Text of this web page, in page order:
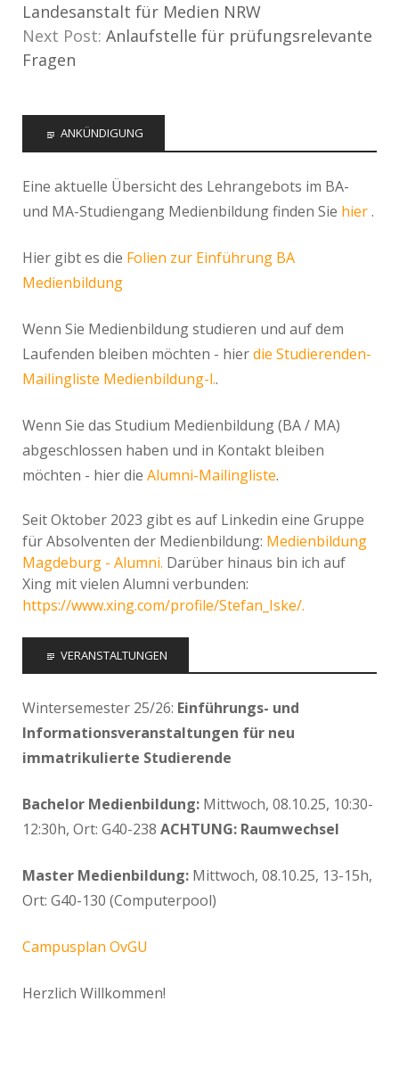
Landesanstalt für Medien NRW
Next Post: Anlaufstelle für prüfungsrelevante
Fragen
ANKÜNDIGUNG
Eine aktuelle Übersicht des Lehrangebots im BA-
und MA-Studiengang Medienbildung finden Sie hier.
Hier gibt es die Folien zur Einführung BA
Medienbildung
Wenn Sie Medienbildung studieren und auf dem
Laufenden bleiben möchten - hierdie Studierenden-
Mailingliste Medienbildung-l..
Wenn Sie das Studium Medienbildung (BA / MA)
abgeschlossen haben und in Kontakt bleiben
möchten - hier die Alumni-Mailingliste.
Seit Oktober 2023 gibt es auf Linkedin eine Gruppe
für Absolventen der Medienbildung: Medienbildung
Magdeburg - Alumni. Darüber hinaus bin ich auf
Xing mit vielen Alumni verbunden:
https://www.xing.com/profile/Stefan_Iske/.
VERANSTALTUNGEN
Wintersemester 25/26: Einführungs- und
Informationsveranstaltungen für neu
immatrikulierte Studierende
Bachelor Medienbildung: Mittwoch, 08.10.25, 10:30-
12:30h, Ort: G40-238 ACHTUNG: Raumwechsel
Master Medienbildung: Mittwoch, 08.10.25, 13-15h,
Ort: G40-130 (Computerpool)
Campusplan OvGU
Herzlich Willkommen!